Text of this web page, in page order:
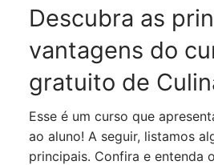
Descubra as
vantagens do
gratuito de
Esse é um curso que
ao aluno! A seguir, listamos
principais. Confira e entenda